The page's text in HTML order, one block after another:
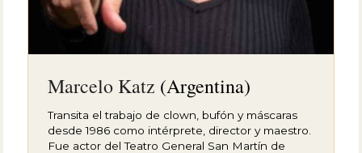
Marcelo Katz (Argentina)
Transita el trabajo de clown, bufón y máscaras
desde 1986 como intérprete, director y maestro.
Fue actor del Teatro General San Martín de